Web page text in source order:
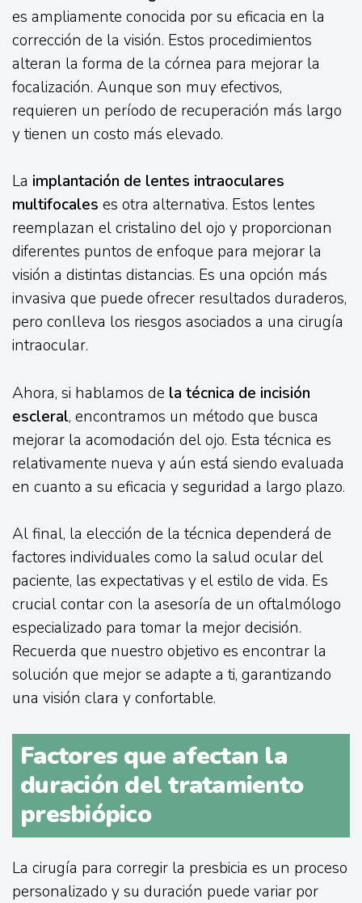
es ampliamente conocida por su eficacia en la
corrección de la visión. Estos procedimientos
alteran la forma de la córnea para mejorar la
focalización. Aunque son muy efectivos,
requieren un período de recuperación más largo
y tienen un costo más elevado.
La implantación de lentes intraoculares
multifocales es otra alternativa. Estos lentes
reemplazan el cristalino del ojo y proporcionan
diferentes puntos de enfoque para mejorar la
visión a distintas distancias. Es una opción más
invasiva que puede ofrecer resultados duraderos,
pero conlleva los riesgos asociados a una cirugía
intraocular.
Ahora, si hablamos de la técnica de incisión
escleral, encontramos un método que busca
mejorar la acomodación del ojo. Esta técnica es
relativamente nueva y aún está siendo evaluada
en cuanto a su eficacia y seguridad a largo plazo.
Al final, la elección de la técnica dependerá de
factores individuales como la salud ocular del
paciente, las expectativas y el estilo de vida. Es
crucial contar con la asesoría de un oftalmólogo
especializado para tomar la mejor decisión.
Recuerda que nuestro objetivo es encontrar la
solución que mejor se adapte a ti, garantizando
una visión clara y confortable.
Factores que afectan la
duración del tratamiento
presbiópico
La cirugía para corregir la presbicia es un proceso
personalizado y su duración puede variar por